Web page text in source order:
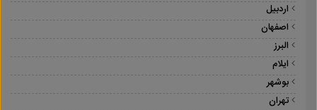
اردبیل
اصفهان
البرز
ایلام
بوشهر
تهران